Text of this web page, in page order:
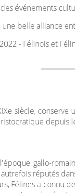
événements
belle alliance
- Félinois et
siècle,
depuis
gallo-
réputés
Félines a